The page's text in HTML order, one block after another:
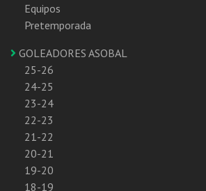
Equipos
Pretemporada
GOLEADORES ASOBAL
25-26
24-25
23-24
22-23
21-22
20-21
19-20
18-19